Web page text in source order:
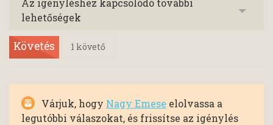
Az igényléshez kapcsolódó további
lehetőségek
Követés 1 követő
Várjuk, hogy Nagy Emese elolvassa a
legutóbbi válaszokat, és frissítse az igénylés